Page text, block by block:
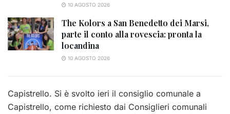
10 AGOSTO 2026
The Kolors a San Benedetto dei Marsi,
parte il conto alla rovescia: pronta la
locandina
10 AGOSTO 2026
Capistrello. Si è svolto ieri il consiglio comunale a
Capistrello, come richiesto dai Consiglieri comunali